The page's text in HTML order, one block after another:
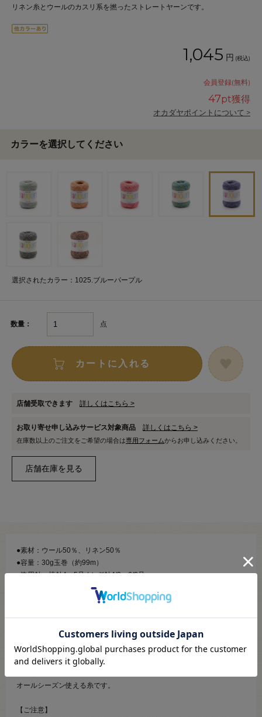
リネン糸とウールのカスリ系を撚ったストレートヤーンです。
1,045 円 (税込)
会員登録(無料)
47pt獲得
オカダヤポイントについて >
カラーを選択してください
選択されたカラー：1025.ブルーパープル
数量： 点
カートに入れる
店舗受取できます 詳しくはこちら >
お取り寄せ申し込みサービス対象商品 詳しくはこちら >
在庫数以上のご注文をご希望の場合は専用フォームからお申し込みください。
●素材：ウール50％、リネン50％
●容量：30g玉巻（約99m）
●使用針：棒針4～5号 / かぎ針4/0～6/0号
●標準ゲージ：23～25目・28～30段
●必要玉数の目安：ベスト8～10玉
【商品の説明】
リネン糸とウールのカスリ系を撚ったストレートヤーンです。
リネンの白とカスリが相まって、奥行きのある色目になっています。
オールシーズン使える糸です。
【ご注意】